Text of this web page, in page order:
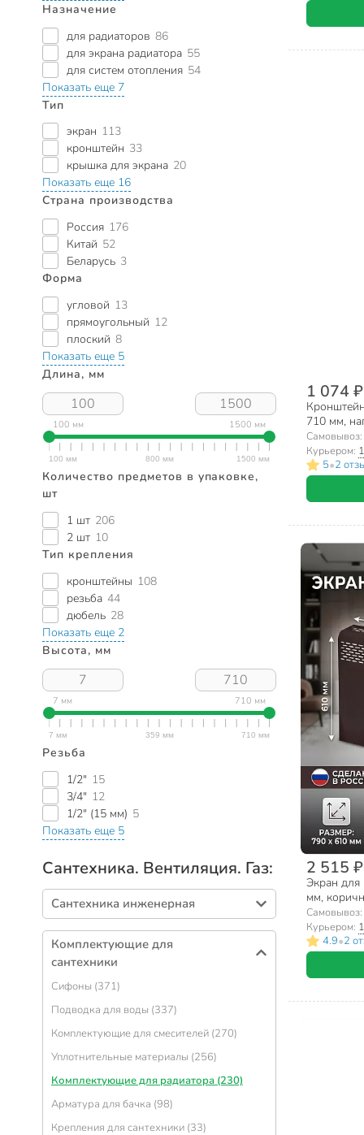
Назначение
для радиаторов 86
для экрана радиатора 55
для систем отопления 54
Показать еще 7
Тип
экран 113
кронштейн 33
крышка для экрана 20
Показать еще 16
Страна производства
Россия 176
Китай 52
Беларусь 3
Форма
угловой 13
прямоугольный 12
плоский 8
Показать еще 5
Длина, мм
100 мм 1500 мм
Количество предметов в упаковке,
шт
1 шт 206
2 шт 10
Тип крепления
кронштейны 108
резьба 44
дюбель 28
Показать еще 2
Высота, мм
7 мм 710 мм
Резьба
1/2" 15
3/4" 12
1/2" (15 мм) 5
Показать еще 5
Сантехника. Вентиляция. Газ:
Сантехника инженерная
Резьбовой фитинг (724)
Арматура запорная (372)
Комплектующие для
сантехники
Сифоны (371)
Подводка для воды (337)
Комплектующие для смесителей (270)
Уплотнительные материалы (256)
Комплектующие для радиатора (230)
Арматура для бачка (98)
Крепления для сантехники (33)
1 074 ₽
710 мм,
Самовывоз:
Курьером:
5•2
2 515 ₽
Экран для
мм,
Самовывоз:
Курьером:
4.9•2